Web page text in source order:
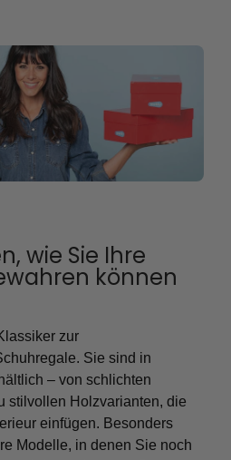
wie Sie Ihre
können
zur
Sie sind in
– von schlichten
stilvollen Holzvarianten, die
einfügen. Besonders
Modelle, in denen Sie noch